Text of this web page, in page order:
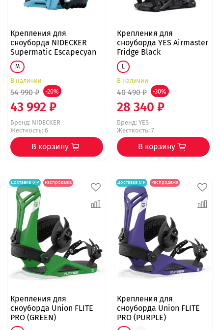
Крепления для
сноуборда NIDECKER
Supermatic Escapecyan
M
В наличии
54 990 ₽ -20%
43 992 ₽
Бренд:NIDECKER
Жесткость: 6
В корзину
Крепления для
сноуборда YES Airmaster
Fridge Black
L
В наличии
40 490 ₽ -30%
28 340 ₽
Бренд:YES
Жесткость: 7
В корзину
Доставка 0 ₽ Распродажа
Крепления для
сноуборда Union FLITE
PRO (GREEN)
Доставка 0 ₽ Распродажа
Крепления для
сноуборда Union FLITE
PRO (PURPLE)